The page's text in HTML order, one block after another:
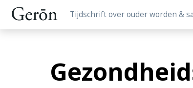
Tijdschrift over ouder worden &